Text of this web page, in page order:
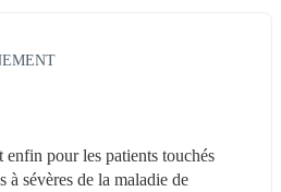
enfin pour les patients touchés
à sévères de la maladie de